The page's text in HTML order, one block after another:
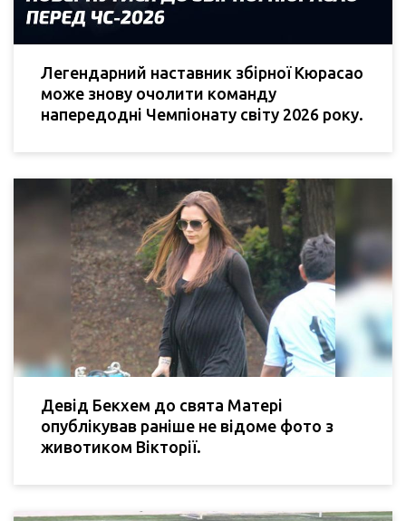
Легендарний наставник збірної Кюрасао
може знову очолити команду
напередодні Чемпіонату світу 2026 року.
Девід Бекхем до свята Матері
опублікував раніше не відоме фото з
животиком Вікторії.